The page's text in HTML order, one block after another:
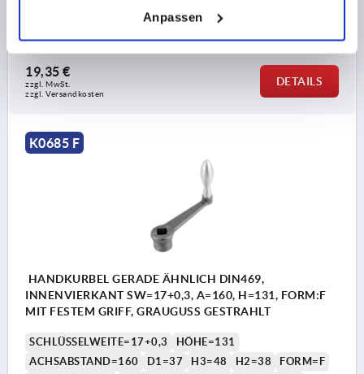
Anpassen
19,35 €
zzgl. MwSt.
zzgl. Versandkosten
DETAILS
K0685 F
HANDKURBEL GERADE ÄHNLICH DIN469,
INNENVIERKANT SW=17+0,3, A=160, H=131, FORM:F
MIT FESTEM GRIFF, GRAUGUSS GESTRAHLT
SCHLÜSSELWEITE=17+0,3
HÖHE=131
ACHSABSTAND=160
D1=37 H3=48 H2=38
FORM=F